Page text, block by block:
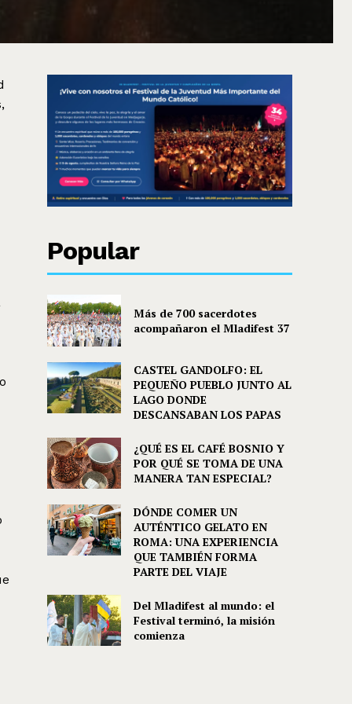
Popular
Más de 700 sacerdotes
acompañaron el Mladifest 37
CASTEL GANDOLFO: EL
PEQUEÑO PUEBLO JUNTO AL
LAGO DONDE
DESCANSABAN LOS PAPAS
¿QUÉ ES EL CAFÉ BOSNIO Y
POR QUÉ SE TOMA DE UNA
MANERA TAN ESPECIAL?
DÓNDE COMER UN
AUTÉNTICO GELATO EN
ROMA: UNA EXPERIENCIA
QUE TAMBIÉN FORMA
PARTE DEL VIAJE
Del Mladifest al mundo: el
Festival terminó, la misión
comienza